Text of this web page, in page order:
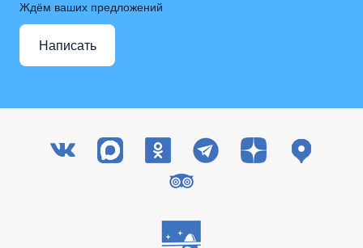
Ждём ваших предложений
Написать